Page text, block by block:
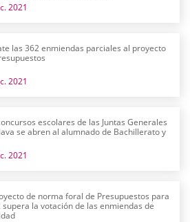
2021
las 362 enmiendas parciales al proyecto
2021
escolares de las Juntas Generales
se abren al alumnado de Bachillerato y
2021
de norma foral de Presupuestos para
supera la votación de las enmiendas de